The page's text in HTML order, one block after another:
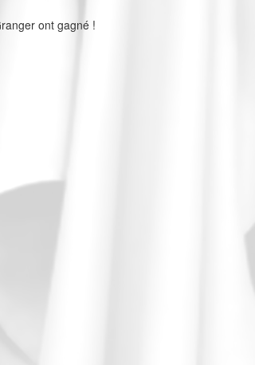
ont gagné !